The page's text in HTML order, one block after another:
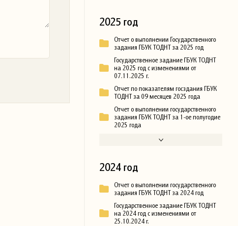
2025 год
Отчет о выполнении Государственного
задания ГБУК ТОДНТ за 2025 год
Государственное задание ГБУК ТОДНТ
на 2025 год с изменениями от
07.11.2025 г.
Отчет по показателям госздания ГБУК
ТОДНТ за 09 месяцев 2025 года
Отчет о выполнении государственного
задания ГБУК ТОДНТ за 1-ое полугодие
2025 года
2024 год
Отчет о выполнении государственного
задания ГБУК ТОДНТ за 2024 год
Государственное задание ГБУК ТОДНТ
на 2024 год с изменениями от
25.10.2024 г.